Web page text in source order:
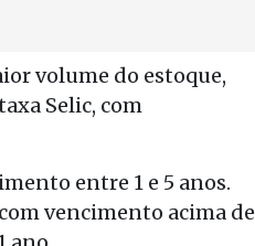
volume do estoque,
Selic, com
entre 1 e 5 anos.
vencimento acima de